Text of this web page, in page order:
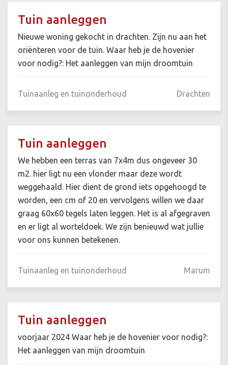
Tuin aanleggen
Nieuwe woning gekocht in drachten. Zijn nu aan het
oriënteren voor de tuin. Waar heb je de hovenier
voor nodig?: Het aanleggen van mijn droomtuin
Tuinaanleg en tuinonderhoud Drachten
Tuin aanleggen
We hebben een terras van 7x4m dus ongeveer 30
m2. hier ligt nu een vlonder maar deze wordt
weggehaald. Hier dient de grond iets opgehoogd te
worden, een cm of 20 en vervolgens willen we daar
graag 60x60 tegels laten leggen. Het is al afgegraven
en er ligt al worteldoek. We zijn benieuwd wat jullie
voor ons kunnen betekenen.
Tuinaanleg en tuinonderhoud Marum
Tuin aanleggen
voorjaar 2024 Waar heb je de hovenier voor nodig?:
Het aanleggen van mijn droomtuin